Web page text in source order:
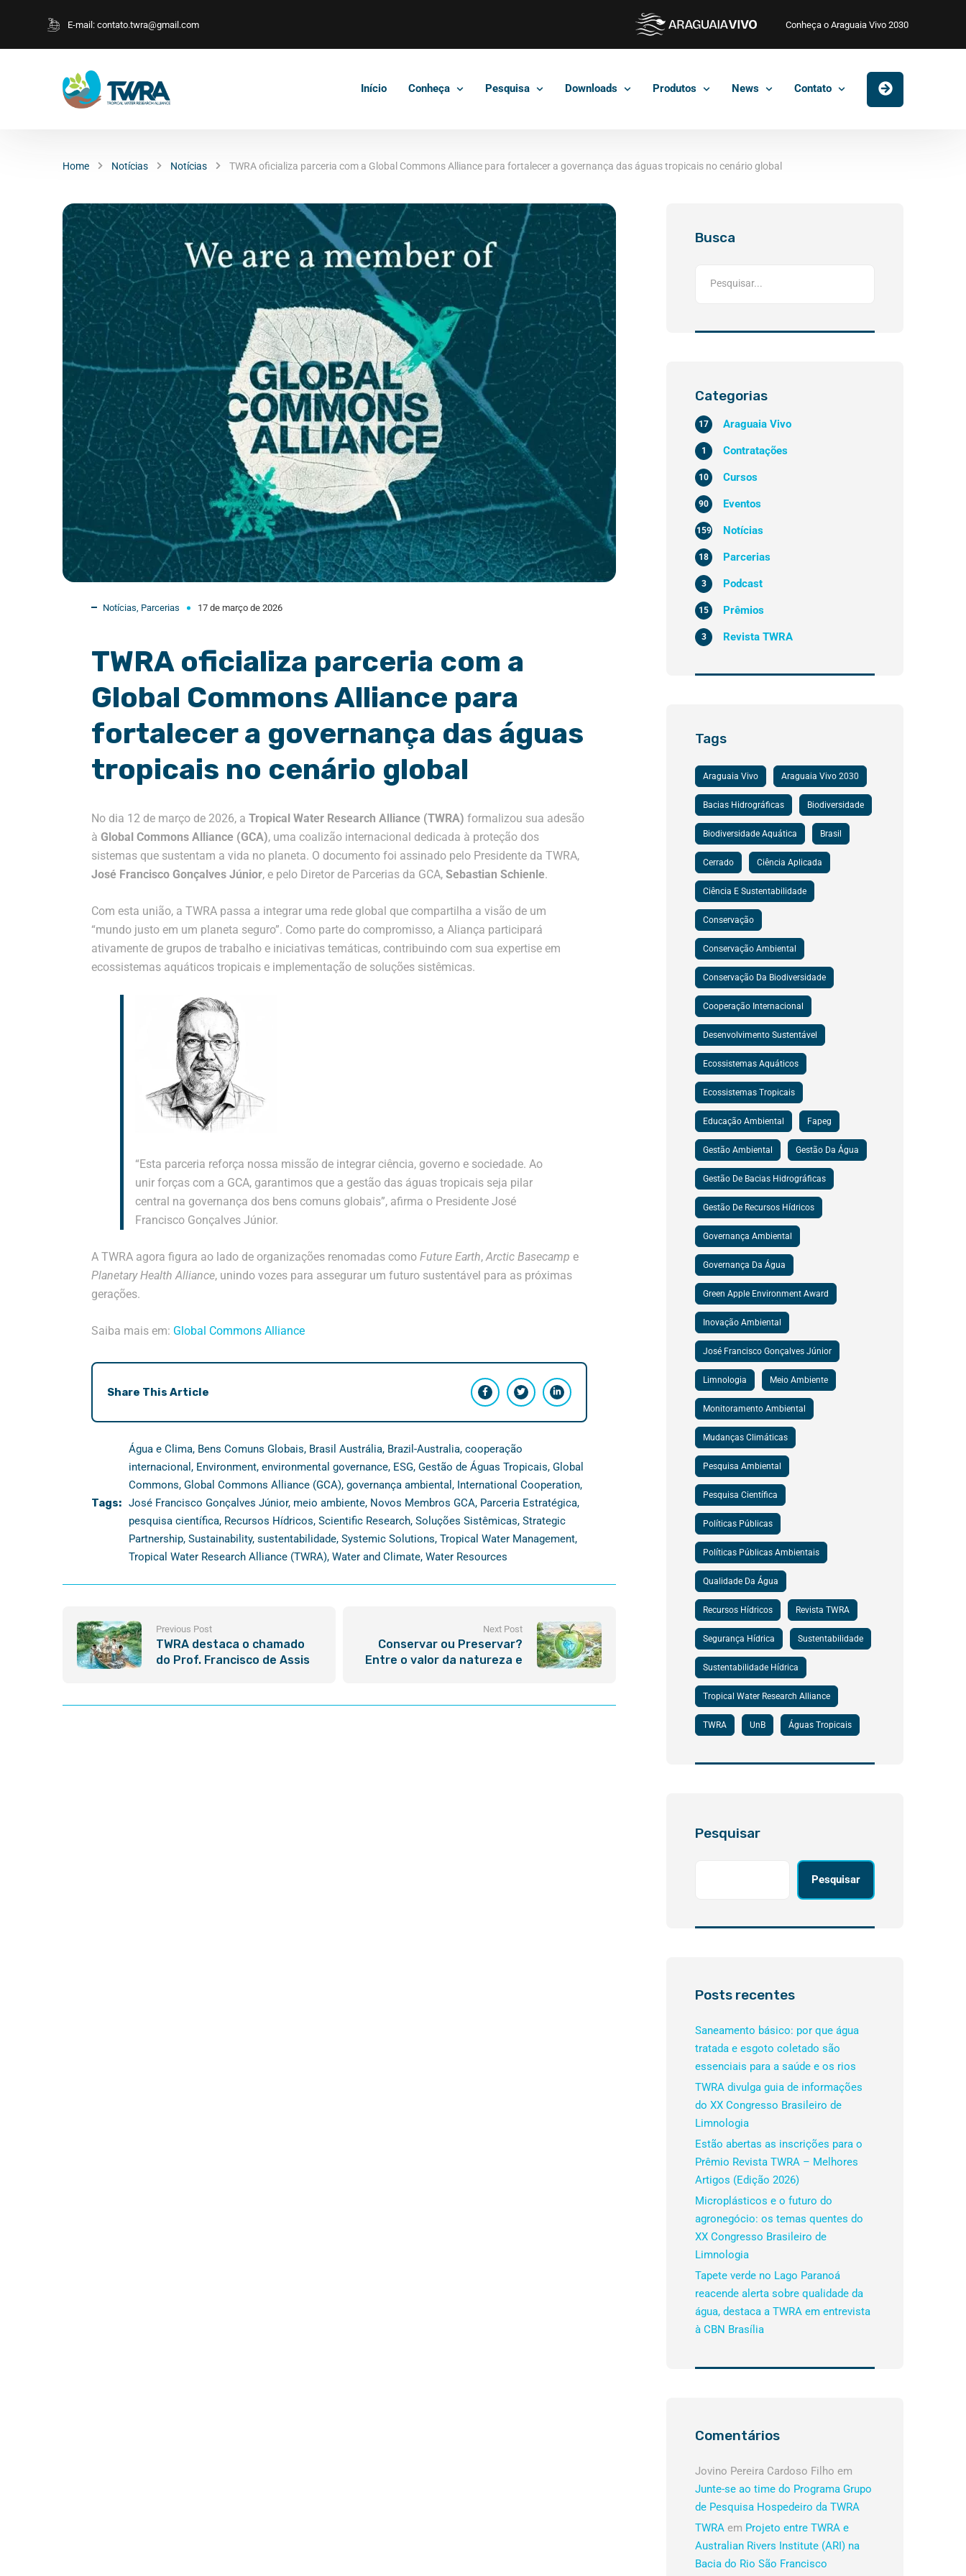
E-mail: contato.twra@gmail.com Conheça o Araguaia Vivo 2030
Início Conheça Pesquisa Downloads Produtos News Contato
Home Notícias Notícias TWRA oficializa parceria com a Global Commons Alliance para fortalecer a governança das águas tropicais no cenário global
Notícias, Parcerias 17 de março de 2026
TWRA oficializa parceria com a
Global Commons Alliance para
fortalecer a governança das águas
tropicais no cenário global
No dia 12 de março de 2026, a Tropical Water Research Alliance (TWRA) formalizou sua adesão
à Global Commons Alliance (GCA), uma coalizão internacional dedicada à proteção dos
sistemas que sustentam a vida no planeta. O documento foi assinado pelo Presidente da TWRA,
José Francisco Gonçalves Júnior, e pelo Diretor de Parcerias da GCA, Sebastian Schienle.
Com esta união, a TWRA passa a integrar uma rede global que compartilha a visão de um
“mundo justo em um planeta seguro”. Como parte do compromisso, a Aliança participará
ativamente de grupos de trabalho e iniciativas temáticas, contribuindo com sua expertise em
ecossistemas aquáticos tropicais e implementação de soluções sistêmicas.
“Esta parceria reforça nossa missão de integrar ciência, governo e sociedade. Ao
unir forças com a GCA, garantimos que a gestão das águas tropicais seja pilar
central na governança dos bens comuns globais”, afirma o Presidente José
Francisco Gonçalves Júnior.
A TWRA agora figura ao lado de organizações renomadas como Future Earth,Arctic Basecamp e
Planetary Health Alliance, unindo vozes para assegurar um futuro sustentável para as próximas
gerações.
Saiba mais em: Global Commons Alliance
Share This Article
Tags:
Água e Clima, Bens Comuns Globais, Brasil Austrália, Brazil-Australia, cooperação
internacional , Environment, environmental governance, ESG, Gestão de Águas Tropicais, Global
Commons, Global Commons Alliance (GCA), governança ambiental , International Cooperation,
José Francisco Gonçalves Júnior, meio ambiente, Novos Membros GCA, Parceria Estratégica,
pesquisa científica, Recursos Hídricos, Scientific Research, Soluções Sistêmicas, Strategic
Partnership, Sustainability, sustentabilidade, Systemic Solutions, Tropical Water Management,
Tropical Water Research Alliance (TWRA), Water and Climate, Water Resources
Previous Post
TWRA destaca o chamado
do Prof. Francisco de Assis
Limnologia
Next Post
Conservar ou Preservar?
Entre o valor da natureza e
Busca
Categorias
Araguaia Vivo
17
Contratações
1
Cursos
10
Eventos
90
Notícias
159
Parcerias
18
Podcast
3
Prêmios
15
Revista TWRA
3
Tags
Araguaia Vivo Araguaia Vivo 2030
Bacias Hidrográficas Biodiversidade
Biodiversidade Aquática Brasil
Cerrado Ciência Aplicada
Ciência E Sustentabilidade
Conservação
Conservação Ambiental
Conservação Da Biodiversidade
Cooperação Internacional
Desenvolvimento Sustentável
Ecossistemas Aquáticos
Ecossistemas Tropicais
Educação Ambiental Fapeg
Gestão Ambiental Gestão Da Água
Gestão De Bacias Hidrográficas
Gestão De Recursos Hídricos
Governança Ambiental
Governança Da Água
Green Apple Environment Award
Inovação Ambiental
José Francisco Gonçalves Júnior
Limnologia Meio Ambiente
Monitoramento Ambiental
Mudanças Climáticas
Pesquisa Ambiental
Pesquisa Científica
Políticas Públicas
Políticas Públicas Ambientais
Qualidade Da Água
Recursos Hídricos Revista TWRA
Segurança Hídrica Sustentabilidade
Sustentabilidade Hídrica
Tropical Water Research Alliance
TWRA UnB Águas Tropicais
Pesquisar
Pesquisar
Posts recentes
Saneamento básico: por que água
tratada e esgoto coletado são
essenciais para a saúde e os rios
TWRA divulga guia de informações
do XX Congresso Brasileiro de
Limnologia
Estão abertas as inscrições para o
Prêmio Revista TWRA – Melhores
Artigos (Edição 2026)
Microplásticos e o futuro do
agronegócio: os temas quentes do
XX Congresso Brasileiro de
Limnologia
Tapete verde no Lago Paranoá
reacende alerta sobre qualidade da
água, destaca a TWRA em entrevista
à CBN Brasília
Comentários
Jovino Pereira Cardoso Filho em
Junte-se ao time do Programa Grupo
de Pesquisa Hospedeiro da TWRA
TWRA em Projeto entre TWRA e
Australian Rivers Institute (ARI) na
Bacia do Rio São Francisco